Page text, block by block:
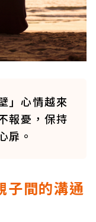
」心情越來
報憂，保持
扉。
子間的溝通